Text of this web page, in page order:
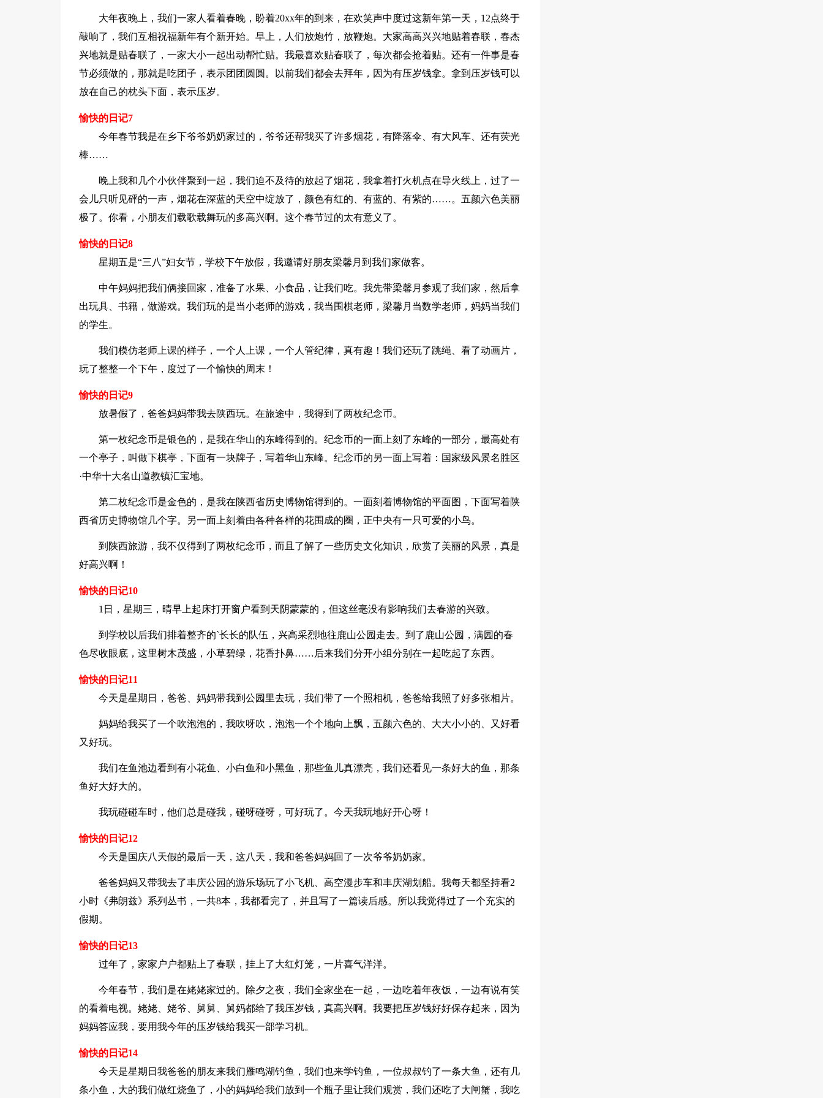
大年夜晚上，我们一家人看着春晚，盼着20xx年的到来，在欢笑声中度过这新年第一天，12点终于
敲响了，我们互相祝福新年有个新开始。早上，人们放炮竹，放鞭炮。大家高高兴兴地贴着春联，春杰
兴地就是贴春联了，一家大小一起出动帮忙贴。我最喜欢贴春联了，每次都会抢着贴。还有一件事是春
节必须做的，那就是吃团子，表示团团圆圆。以前我们都会去拜年，因为有压岁钱拿。拿到压岁钱可以
放在自己的枕头下面，表示压岁。
愉快的日记7
今年春节我是在乡下爷爷奶奶家过的，爷爷还帮我买了许多烟花，有降落伞、有大风车、还有荧光
棒……
晚上我和几个小伙伴聚到一起，我们迫不及待的放起了烟花，我拿着打火机点在导火线上，过了一
会儿只听见砰的一声，烟花在深蓝的天空中绽放了，颜色有红的、有蓝的、有紫的……。五颜六色美丽
极了。你看，小朋友们载歌载舞玩的多高兴啊。这个春节过的太有意义了。
愉快的日记8
星期五是“三八”妇女节，学校下午放假，我邀请好朋友梁馨月到我们家做客。
中午妈妈把我们俩接回家，准备了水果、小食品，让我们吃。我先带梁馨月参观了我们家，然后拿
出玩具、书籍，做游戏。我们玩的是当小老师的游戏，我当围棋老师，梁馨月当数学老师，妈妈当我们
的学生。
我们模仿老师上课的样子，一个人上课，一个人管纪律，真有趣！我们还玩了跳绳、看了动画片，
玩了整整一个下午，度过了一个愉快的周末！
愉快的日记9
放暑假了，爸爸妈妈带我去陕西玩。在旅途中，我得到了两枚纪念币。
第一枚纪念币是银色的，是我在华山的东峰得到的。纪念币的一面上刻了东峰的一部分，最高处有
一个亭子，叫做下棋亭，下面有一块牌子，写着华山东峰。纪念币的另一面上写着：国家级风景名胜区
·中华十大名山道教镇汇宝地。
第二枚纪念币是金色的，是我在陕西省历史博物馆得到的。一面刻着博物馆的平面图，下面写着陕
西省历史博物馆几个字。另一面上刻着由各种各样的花围成的圈，正中央有一只可爱的小鸟。
到陕西旅游，我不仅得到了两枚纪念币，而且了解了一些历史文化知识，欣赏了美丽的风景，真是
好高兴啊！
愉快的日记10
1日，星期三，晴早上起床打开窗户看到天阴蒙蒙的，但这丝毫没有影响我们去春游的兴致。
到学校以后我们排着整齐的`长长的队伍，兴高采烈地往鹿山公园走去。到了鹿山公园，满园的春
色尽收眼底，这里树木茂盛，小草碧绿，花香扑鼻……后来我们分开小组分别在一起吃起了东西。
愉快的日记11
今天是星期日，爸爸、妈妈带我到公园里去玩，我们带了一个照相机，爸爸给我照了好多张相片。
妈妈给我买了一个吹泡泡的，我吹呀吹，泡泡一个个地向上飘，五颜六色的、大大小小的、又好看
又好玩。
我们在鱼池边看到有小花鱼、小白鱼和小黑鱼，那些鱼儿真漂亮，我们还看见一条好大的鱼，那条
鱼好大好大的。
我玩碰碰车时，他们总是碰我，碰呀碰呀，可好玩了。今天我玩地好开心呀！
愉快的日记12
今天是国庆八天假的最后一天，这八天，我和爸爸妈妈回了一次爷爷奶奶家。
爸爸妈妈又带我去了丰庆公园的游乐场玩了小飞机、高空漫步车和丰庆湖划船。我每天都坚持看2
小时《弗朗兹》系列丛书，一共8本，我都看完了，并且写了一篇读后感。所以我觉得过了一个充实的
假期。
愉快的日记13
过年了，家家户户都贴上了春联，挂上了大红灯笼，一片喜气洋洋。
今年春节，我们是在姥姥家过的。除夕之夜，我们全家坐在一起，一边吃着年夜饭，一边有说有笑
的看着电视。姥姥、姥爷、舅舅、舅妈都给了我压岁钱，真高兴啊。我要把压岁钱好好保存起来，因为
妈妈答应我，要用我今年的压岁钱给我买一部学习机。
愉快的日记14
今天是星期日我爸爸的朋友来我们雁鸣湖钓鱼，我们也来学钓鱼，一位叔叔钓了一条大鱼，还有几
条小鱼，大的我们做红烧鱼了，小的妈妈给我们放到一个瓶子里让我们观赏，我们还吃了大闸蟹，我吃